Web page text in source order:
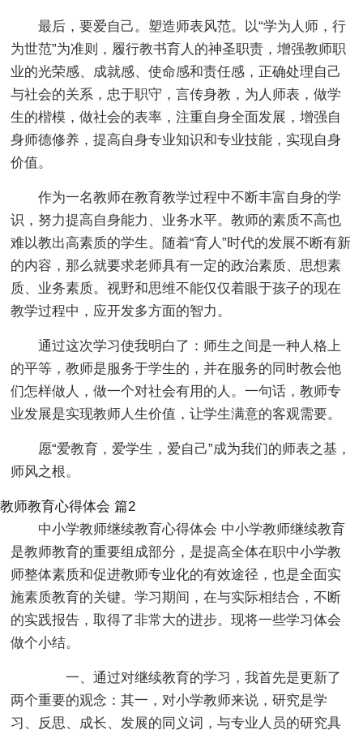
最后，要爱自己。塑造师表风范。以“学为人师，行
为世范”为准则，履行教书育人的神圣职责，增强教师职
业的光荣感、成就感、使命感和责任感，正确处理自己
与社会的关系，忠于职守，言传身教，为人师表，做学
生的楷模，做社会的表率，注重自身全面发展，增强自
身师德修养，提高自身专业知识和专业技能，实现自身
价值。
作为一名教师在教育教学过程中不断丰富自身的学
识，努力提高自身能力、业务水平。教师的素质不高也
难以教出高素质的学生。随着“育人”时代的发展不断有新
的内容，那么就要求老师具有一定的政治素质、思想素
质、业务素质。视野和思维不能仅仅着眼于孩子的现在
教学过程中，应开发多方面的智力。
通过这次学习使我明白了：师生之间是一种人格上
的平等，教师是服务于学生的，并在服务的同时教会他
们怎样做人，做一个对社会有用的人。一句话，教师专
业发展是实现教师人生价值，让学生满意的客观需要。
愿“爱教育，爱学生，爱自己”成为我们的师表之基，
师风之根。
教师教育心得体会 篇2
中小学教师继续教育心得体会 中小学教师继续教育
是教师教育的重要组成部分，是提高全体在职中小学教
师整体素质和促进教师专业化的有效途径，也是全面实
施素质教育的关键。学习期间，在与实际相结合，不断
的实践报告，取得了非常大的进步。现将一些学习体会
做个小结。
一、通过对继续教育的学习，我首先是更新了
两个重要的观念：其一，对小学教师来说，研究是学
习、反思、成长、发展的同义词，与专业人员的研究具